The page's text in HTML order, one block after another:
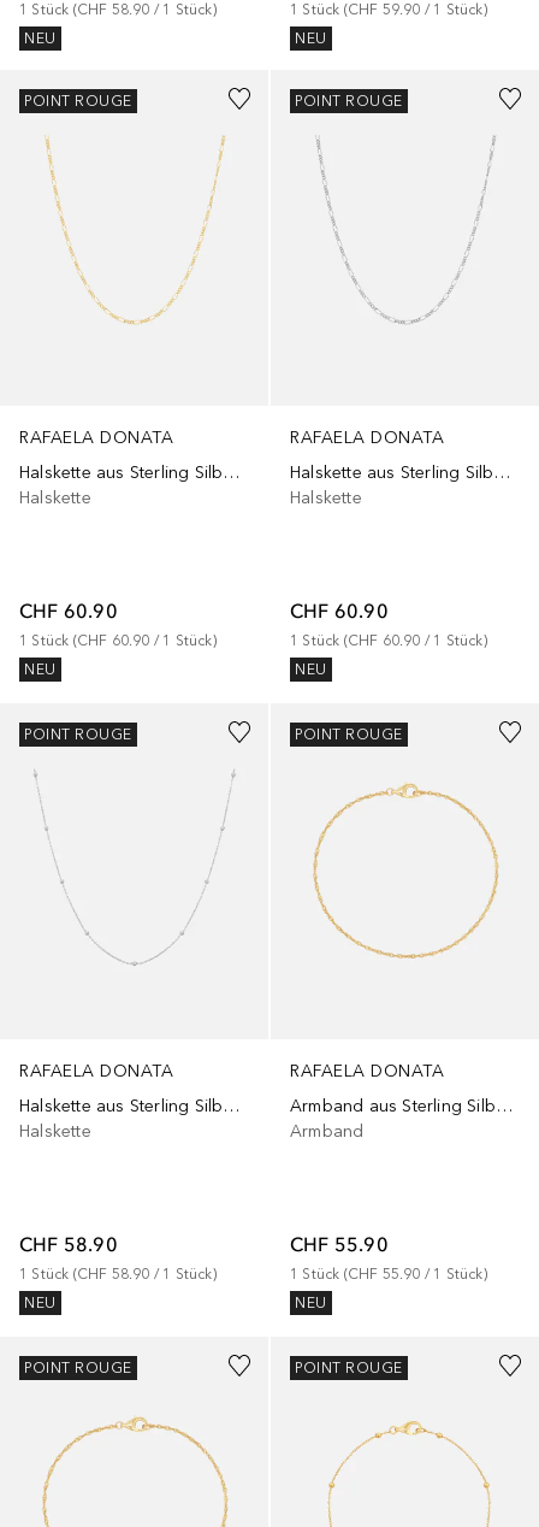
1 Stück (CHF 58.90 / 1 Stück)
NEU
1 Stück (CHF 59.90 / 1 Stück)
NEU
RAFAELA DONATA
Halskette aus Sterling Silber in Gelbgold
Halskette
CHF 60.90
1 Stück (CHF 60.90 / 1 Stück)
NEU
POINT ROUGE
RAFAELA DONATA
Halskette aus Sterling Silber in Silber
Halskette
CHF 60.90
1 Stück (CHF 60.90 / 1 Stück)
NEU
POINT ROUGE
RAFAELA DONATA
Halskette aus Sterling Silber in Silber
Halskette
CHF 58.90
1 Stück (CHF 58.90 / 1 Stück)
NEU
POINT ROUGE
RAFAELA DONATA
Armband aus Sterling Silber in Gelbgold
Armband
CHF 55.90
1 Stück (CHF 55.90 / 1 Stück)
NEU
POINT ROUGE
POINT ROUGE POINT ROUGE